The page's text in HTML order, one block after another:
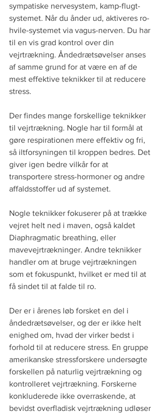
sympatiske nervesystem, kamp-flugt-
systemet. Når du ånder ud, aktiveres ro-
hvile-systemet via vagus-nerven. Du har
til en vis grad kontrol over din
vejrtrækning. Åndedrætsøvelser anses
af samme grund for at være en af de
mest effektive teknikker til at reducere
stress.
Der findes mange forskellige teknikker
til vejrtrækning. Nogle har til formål at
gøre respirationen mere effektiv og fri,
så iltforsyningen til kroppen bedres. Det
giver igen bedre vilkår for at
transportere stress-hormoner og andre
affaldsstoffer ud af systemet.
Nogle teknikker fokuserer på at trække
vejret helt ned i maven, også kaldet
Diaphragmatic breathing, eller
mavevejrtrækninger. Andre teknikker
handler om at bruge vejrtrækningen
som et fokuspunkt, hvilket er med til at
få sindet til at falde til ro.
Der er i årenes løb forsket en del i
åndedrætsøvelser, og der er ikke helt
enighed om, hvad der virker bedst i
forhold til at reducere stress. En gruppe
amerikanske stressforskere undersøgte
forskellen på naturlig vejrtrækning og
kontrolleret vejrtrækning. Forskerne
konkluderede ikke overraskende, at
bevidst overfladisk vejrtrækning udløser